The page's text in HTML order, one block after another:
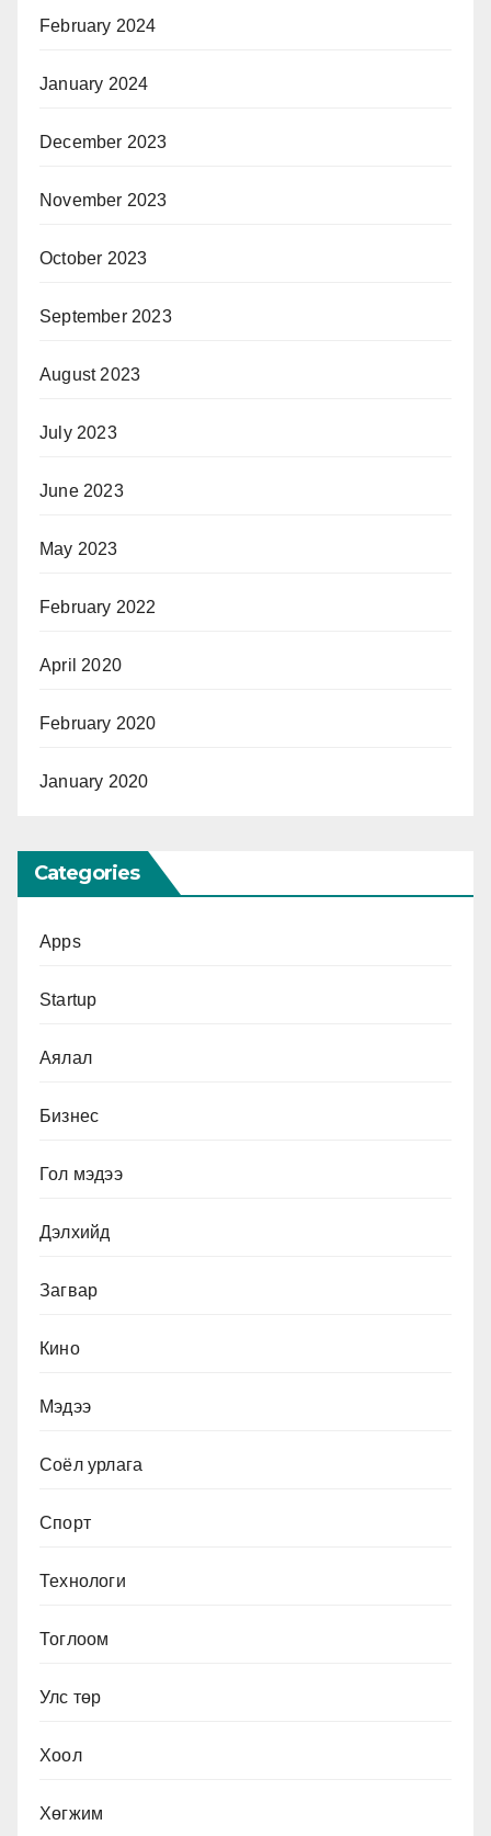
February 2024
January 2024
December 2023
November 2023
October 2023
September 2023
August 2023
July 2023
June 2023
May 2023
February 2022
April 2020
February 2020
January 2020
Categories
Apps
Startup
Аялал
Бизнес
Гол мэдээ
Дэлхийд
Загвар
Кино
Мэдээ
Соёл урлага
Спорт
Технологи
Тоглоом
Улс төр
Хоол
Хөгжим